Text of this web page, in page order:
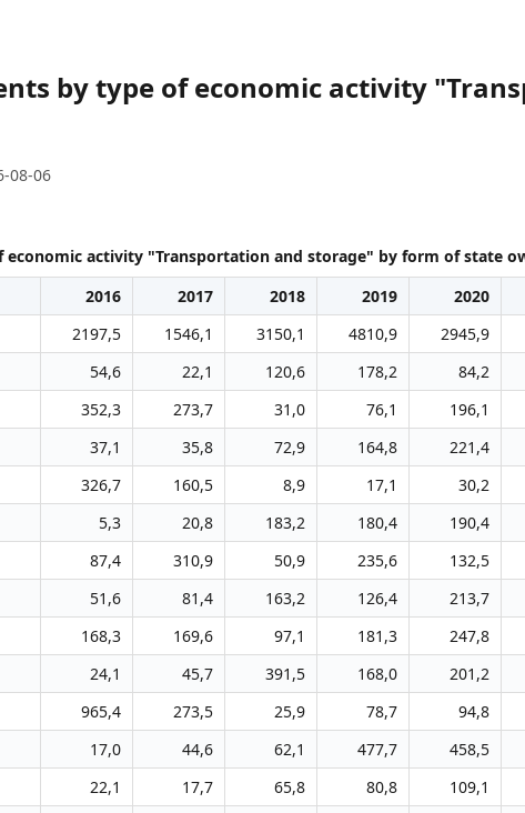
by type of economic activity
08-06
activity "Transportation and storage" by form of state
2016 2017 2018 2019 2020
2197,5 1546,1 3150,1 4810,9 2945,9
54,6 22,1 120,6 178,2 84,2
352,3 273,7 31,0 76,1 196,1
37,1 35,8 72,9 164,8 221,4
326,7 160,5 8,9 17,1 30,2
5,3 20,8 183,2 180,4 190,4
87,4 310,9 50,9 235,6 132,5
51,6 81,4 163,2 126,4 213,7
168,3 169,6 97,1 181,3 247,8
24,1 45,7 391,5 168,0 201,2
965,4 273,5 25,9 78,7 94,8
17,0 44,6 62,1 477,7 458,5
22,1 17,7 65,8 80,8 109,1